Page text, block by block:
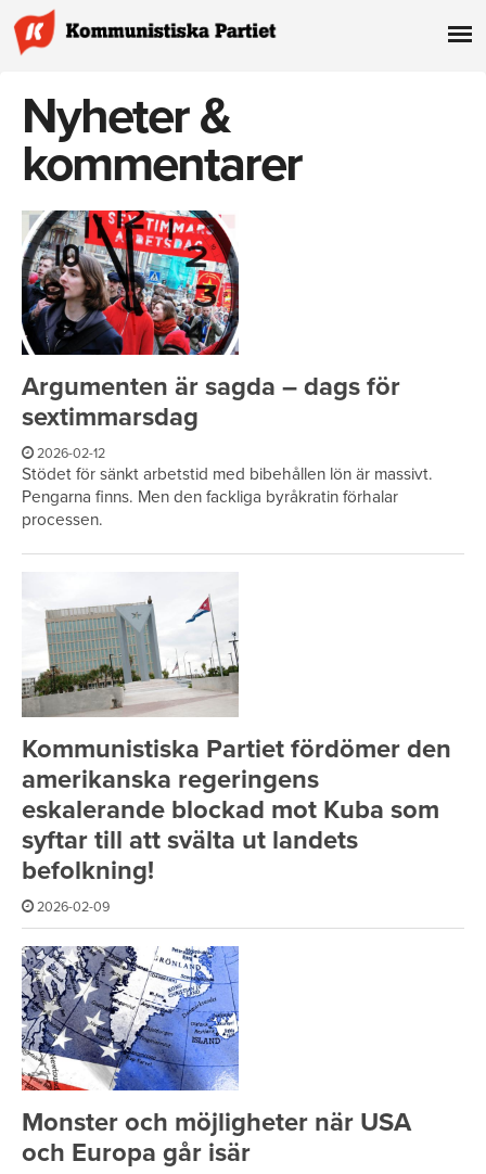
Nyheter &
kommentarer
Argumenten är sagda – dags för
sextimmarsdag
2026-02-12
Stödet för sänkt arbetstid med bibehållen lön är massivt.
Pengarna finns. Men den fackliga byråkratin förhalar
processen.
Kommunistiska Partiet fördömer den
amerikanska regeringens
eskalerande blockad mot Kuba som
syftar till att svälta ut landets
befolkning!
2026-02-09
Monster och möjligheter när USA
och Europa går isär